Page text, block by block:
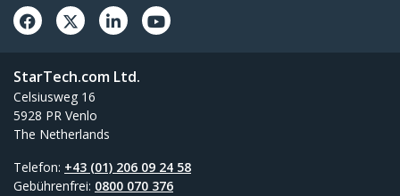
StarTech.com Ltd.
Celsiusweg 16
5928 PR Venlo
The Netherlands
Telefon: +43 (01) 206 09 24 58
Gebührenfrei: 0800 070 376